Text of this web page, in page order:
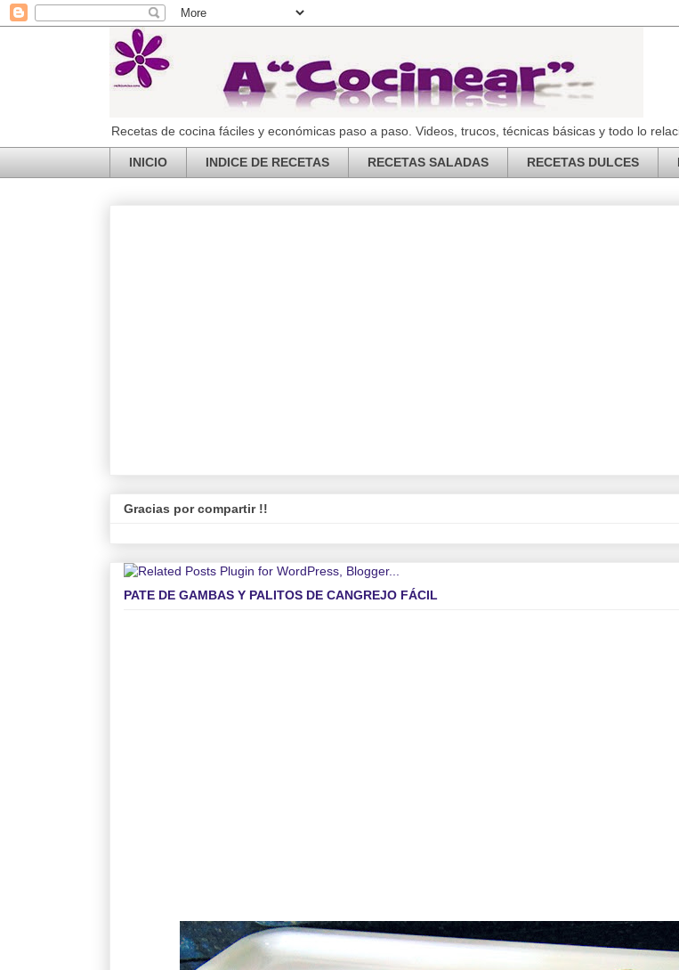
Recetas de cocina fáciles y económicas paso a paso. Videos, trucos, técnicas básicas y todo lo
INICIO INDICE DE RECETAS RECETAS SALADAS RECETAS DULCES
Gracias por compartir !!
PATE DE GAMBAS Y PALITOS DE CANGREJO FÁCIL